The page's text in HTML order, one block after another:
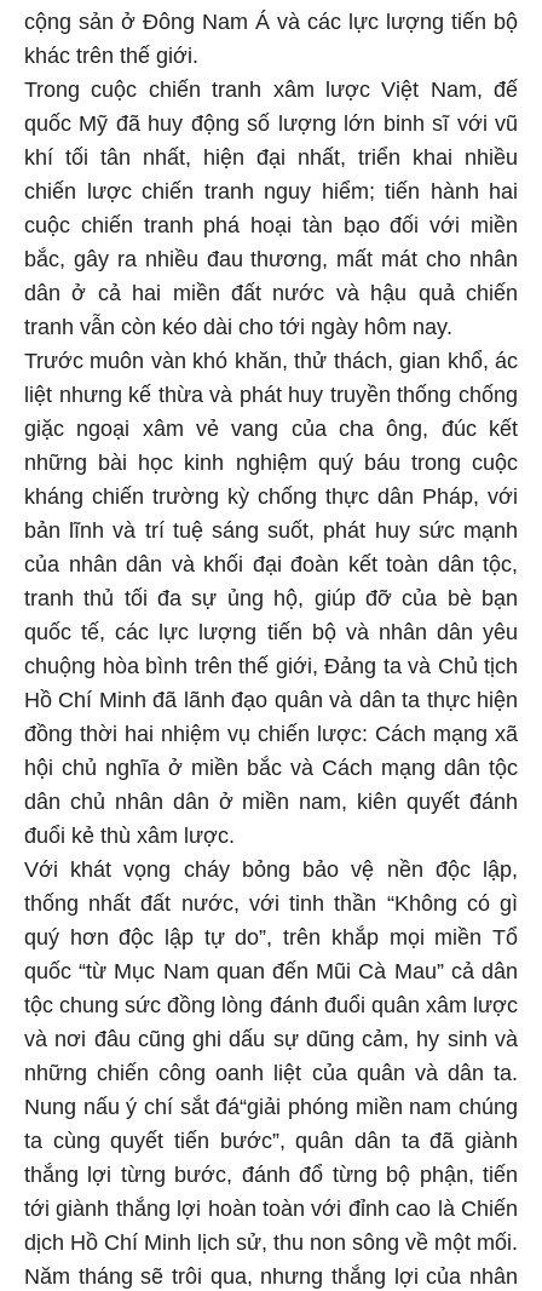
cộng sản ở Đông Nam Á và các lực lượng tiến bộ
khác trên thế giới.
Trong cuộc chiến tranh xâm lược Việt Nam, đế
quốc Mỹ đã huy động số lượng lớn binh sĩ với vũ
khí tối tân nhất, hiện đại nhất, triển khai nhiều
chiến lược chiến tranh nguy hiểm; tiến hành hai
cuộc chiến tranh phá hoại tàn bạo đối với miền
bắc, gây ra nhiều đau thương, mất mát cho nhân
dân ở cả hai miền đất nước và hậu quả chiến
tranh vẫn còn kéo dài cho tới ngày hôm nay.
Trước muôn vàn khó khăn, thử thách, gian khổ, ác
liệt nhưng kế thừa và phát huy truyền thống chống
giặc ngoại xâm vẻ vang của cha ông, đúc kết
những bài học kinh nghiệm quý báu trong cuộc
kháng chiến trường kỳ chống thực dân Pháp, với
bản lĩnh và trí tuệ sáng suốt, phát huy sức mạnh
của nhân dân và khối đại đoàn kết toàn dân tộc,
tranh thủ tối đa sự ủng hộ, giúp đỡ của bè bạn
quốc tế, các lực lượng tiến bộ và nhân dân yêu
chuộng hòa bình trên thế giới, Đảng ta và Chủ tịch
Hồ Chí Minh đã lãnh đạo quân và dân ta thực hiện
đồng thời hai nhiệm vụ chiến lược: Cách mạng xã
hội chủ nghĩa ở miền bắc và Cách mạng dân tộc
dân chủ nhân dân ở miền nam, kiên quyết đánh
đuổi kẻ thù xâm lược.
Với khát vọng cháy bỏng bảo vệ nền độc lập,
thống nhất đất nước, với tinh thần “Không có gì
quý hơn độc lập tự do”, trên khắp mọi miền Tổ
quốc “từ Mục Nam quan đến Mũi Cà Mau” cả dân
tộc chung sức đồng lòng đánh đuổi quân xâm lược
và nơi đâu cũng ghi dấu sự dũng cảm, hy sinh và
những chiến công oanh liệt của quân và dân ta.
Nung nấu ý chí sắt đá“giải phóng miền nam chúng
ta cùng quyết tiến bước”, quân dân ta đã giành
thắng lợi từng bước, đánh đổ từng bộ phận, tiến
tới giành thắng lợi hoàn toàn với đỉnh cao là Chiến
dịch Hồ Chí Minh lịch sử, thu non sông về một mối.
Năm tháng sẽ trôi qua, nhưng thắng lợi của nhân